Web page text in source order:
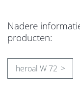
Nadere
producten:
heroal W 72